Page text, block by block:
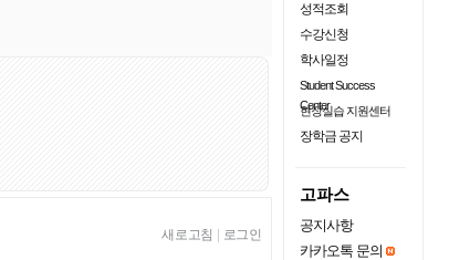
새로고침 로그인
성적조회
수강신청
학사일정
Student Success
Center
현장실습 지원센터
장학금 공지
고파스
공지사항
카카오톡 문의